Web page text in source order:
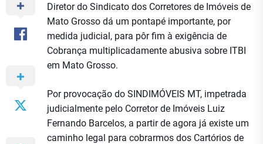
Diretor do Sindicato dos Corretores de Imóveis de
Mato Grosso dá um pontapé importante, por
medida judicial, para pôr fim à exigência de
Cobrança multiplicadamente abusiva sobre ITBI
em Mato Grosso.
Por provocação do SINDIMÓVEIS MT, impetrada
judicialmente pelo Corretor de Imóveis Luiz
Fernando Barcelos, a partir de agora já existe um
caminho legal para cobrarmos dos Cartórios de